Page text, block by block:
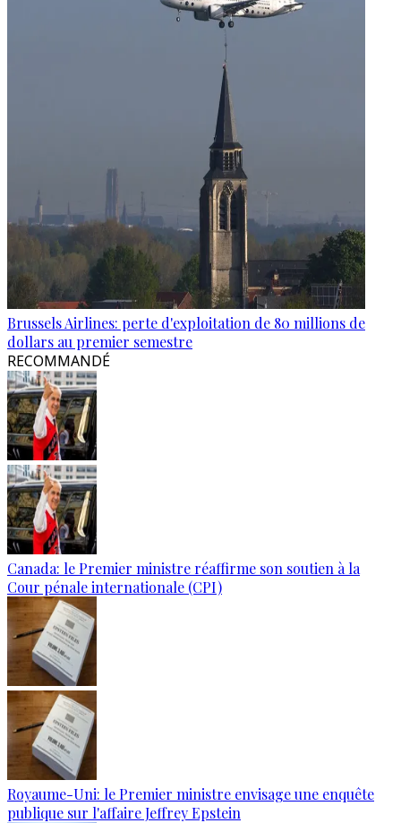
Brussels Airlines: perte d'exploitation de 80 millions de
dollars au premier semestre
RECOMMANDÉ
Canada: le Premier ministre réaffirme son soutien à la
Cour pénale internationale (CPI)
Royaume-Uni: le Premier ministre envisage une enquête
publique sur l'affaire Jeffrey Epstein